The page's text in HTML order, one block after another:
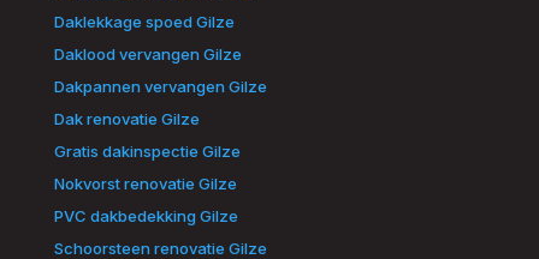
Daklekkage spoed Gilze
Daklood vervangen Gilze
Dakpannen vervangen Gilze
Dak renovatie Gilze
Gratis dakinspectie Gilze
Nokvorst renovatie Gilze
PVC dakbedekking Gilze
Schoorsteen renovatie Gilze